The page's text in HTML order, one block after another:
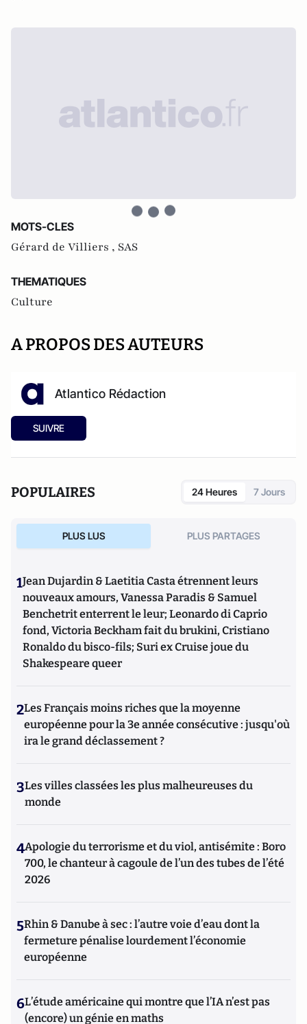
MOTS-CLES
Gérard de Villiers , SAS
THEMATIQUES
Culture
A PROPOS DES AUTEURS
Atlantico Rédaction
SUIVRE
POPULAIRES 24 Heures 7 Jours
PLUS LUS PLUS PARTAGES
1Jean Dujardin & Laetitia Casta étrennent leurs
nouveaux amours, Vanessa Paradis & Samuel
Benchetrit enterrent le leur; Leonardo di Caprio
fond, Victoria Beckham fait du brukini, Cristiano
Ronaldo du bisco-fils; Suri ex Cruise joue du
Shakespeare queer
2Les Français moins riches que la moyenne
européenne pour la 3e année consécutive : jusqu'où
ira le grand déclassement ?
3Les villes classées les plus malheureuses du
monde
4Apologie du terrorisme et du viol, antisémite : Boro
700, le chanteur à cagoule de l’un des tubes de l’été
2026
5Rhin & Danube à sec : l’autre voie d’eau dont la
fermeture pénalise lourdement l’économie
européenne
6L’étude américaine qui montre que l’IA n’est pas
(encore) un génie en maths